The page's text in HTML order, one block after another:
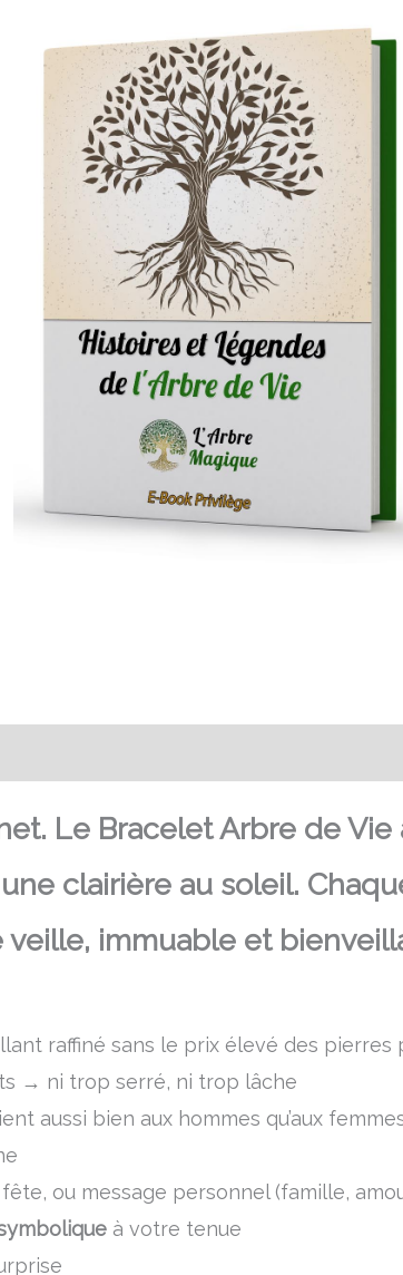
Le Bracelet Arbre de
clairière au soleil.
veille, immuable et
raffiné sans le prix élevé des pierres
→ ni trop serré, ni trop lâche
aussi bien aux hommes qu’aux
ou message personnel (famille,
à votre tenue